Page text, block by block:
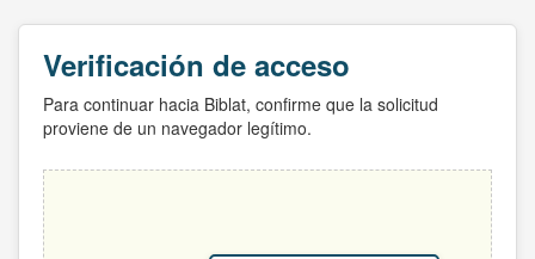
Verificación de acceso
Para continuar hacia Biblat, confirme que la solicitud
proviene de un navegador legítimo.